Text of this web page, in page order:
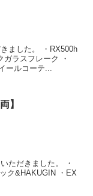
ました。 ・RX500h
ラスフレーク ・
ールコーテ...
】
ただきました。 ・
ク&HAKUGIN ・EX